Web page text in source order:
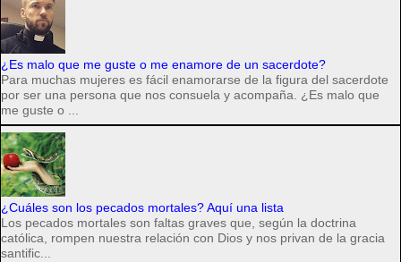
¿Es malo que me guste o me enamore de un sacerdote?
Para muchas mujeres es fácil enamorarse de la figura del sacerdote
por ser una persona que nos consuela y acompaña. ¿Es malo que
me guste o ...
¿Cuáles son los pecados mortales? Aquí una lista
Los pecados mortales son faltas graves que, según la doctrina
católica, rompen nuestra relación con Dios y nos privan de la gracia
santific...